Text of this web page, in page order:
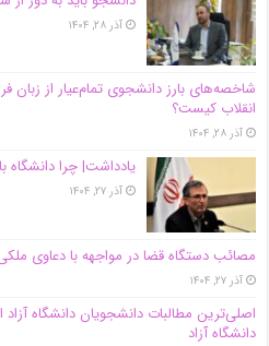
آذر ۲۸, ۱۴۰۴
شاخصه‌های بارز دانشجوی تمام‌عیار از زبان
انقلاب کیست؟
آذر ۲۸, ۱۴۰۴
یادداشت| چرا دانشگاه
آذر ۲۷, ۱۴۰۴
مصائب دستگاه قضا در مواجهه با دعاوی
آذر ۲۷, ۱۴۰۴
اصلی‌ترین مطالبات دانشجویان دانشگاه
دانشگاه آز‌اد